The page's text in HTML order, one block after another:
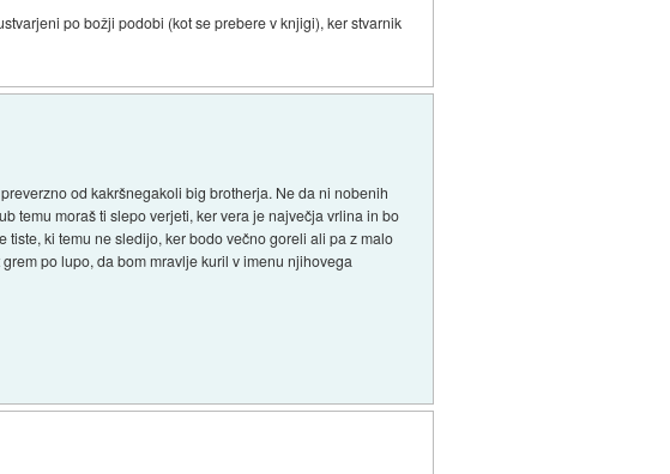
po božji podobi (kot se prebere v knjigi), ker stvarnik
od kakršnegakoli big brotherja. Ne da ni nobenih
temu moraš ti slepo verjeti, ker vera je največja vrlina in bo
ki temu ne sledijo, ker bodo večno goreli ali pa z malo
po lupo, da bom mravlje kuril v imenu njihovega